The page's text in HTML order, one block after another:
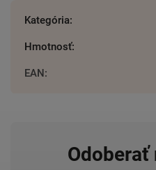
Kategória:
Hmotnosť:
EAN:
Odoberať